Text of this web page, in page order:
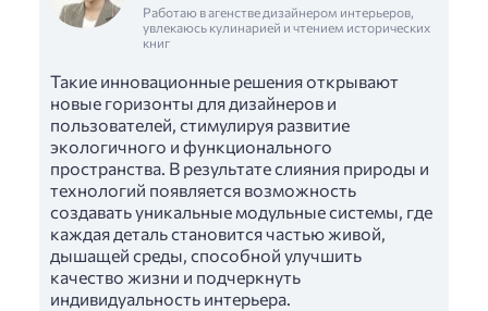
Работаю в агенстве дизайнером интерьеров,
увлекаюсь кулинарией и чтением исторических
книг
Такие инновационные решения открывают
новые горизонты для дизайнеров и
пользователей, стимулируя развитие
экологичного и функционального
пространства. В результате слияния природы и
технологий появляется возможность
создавать уникальные модульные системы, где
каждая деталь становится частью живой,
дышащей среды, способной улучшить
качество жизни и подчеркнуть
индивидуальность интерьера.